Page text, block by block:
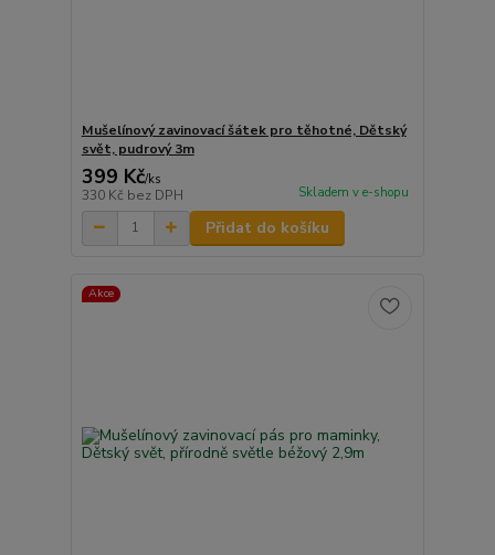
Mušelínový zavinovací šátek pro těhotné, Dětský
svět, pudrový 3m
399 Kč/ks
330 Kč bez DPH Skladem v e-shopu
Přidat do košíku
Akce